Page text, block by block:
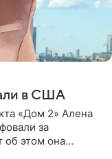
в США
«Дом 2» Алена
за
об этом она